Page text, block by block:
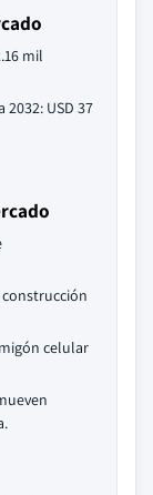
mil
USD 37
celular